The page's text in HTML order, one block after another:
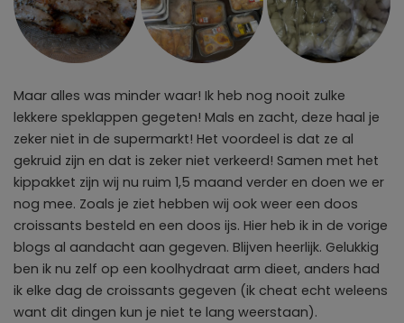
Maar alles was minder waar! Ik heb nog nooit zulke
lekkere speklappen gegeten! Mals en zacht, deze haal je
zeker niet in de supermarkt! Het voordeel is dat ze al
gekruid zijn en dat is zeker niet verkeerd! Samen met het
kippakket zijn wij nu ruim 1,5 maand verder en doen we er
nog mee. Zoals je ziet hebben wij ook weer een doos
croissants besteld en een doos ijs. Hier heb ik in de vorige
blogs al aandacht aan gegeven. Blijven heerlijk. Gelukkig
ben ik nu zelf op een koolhydraat arm dieet, anders had
ik elke dag de croissants gegeven (ik cheat echt weleens
want dit dingen kun je niet te lang weerstaan).